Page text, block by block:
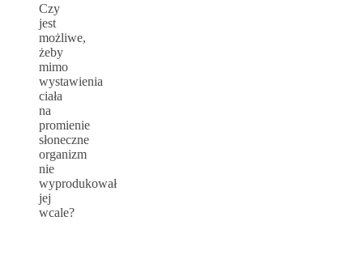
Czy
jest
możliwe,
żeby
mimo
wystawienia
ciała
na
promienie
słoneczne
organizm
nie
wyprodukował
jej
wcale?